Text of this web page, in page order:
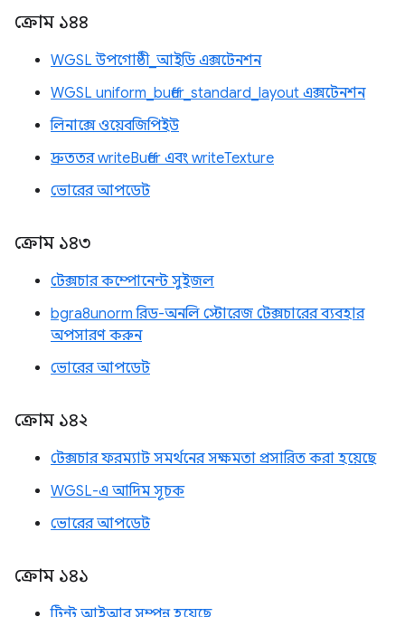
ক্রোম ১৪৪
WGSL উপগোষ্ঠী_আইডি এক্সটেনশন
WGSL uniform_buffer_standard_layout এক্সটেনশন
লিনাক্সে ওয়েবজিপিইউ
দ্রুততর writeBuffer এবং writeTexture
ভোরের আপডেট
ক্রোম ১৪৩
টেক্সচার কম্পোনেন্ট সুইজল
bgra8unorm রিড-অনলি স্টোরেজ টেক্সচারের ব্যবহার
অপসারণ করুন
ভোরের আপডেট
ক্রোম ১৪২
টেক্সচার ফরম্যাট সমর্থনের সক্ষমতা প্রসারিত করা হয়েছে
WGSL-এ আদিম সূচক
ভোরের আপডেট
ক্রোম ১৪১